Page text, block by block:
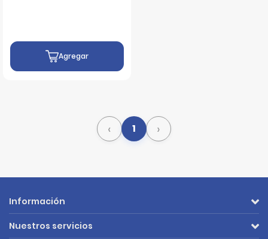
Agregar
‹ 1 ›
Información
Nuestros servicios